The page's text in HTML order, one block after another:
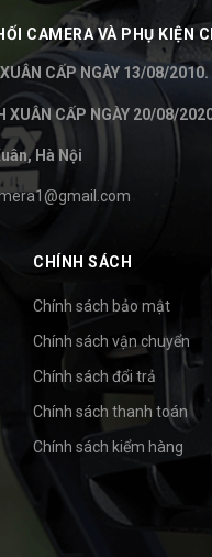
CAMERA VÀ PHỤ KIỆN
CẤP NGÀY 13/08/2010.
XUÂN CẤP NGÀY 20/08/
Hà Nội
CHÍNH SÁCH
Chính sách bảo mật
Chính sách vận chuyển
Chính sách đổi trả
Chính sách thanh toán
Chính sách kiểm hàng